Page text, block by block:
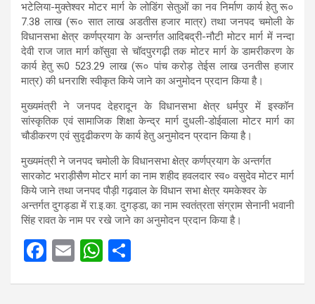
भटेलिया-मुक्तेश्वर मोटर मार्ग के लोडिंग सेतुओं का नव निर्माण कार्य हेतु रू०
7.38 लाख (रू० सात लाख अडतीस हजार मात्र) तथा जनपद चमोली के
विधानसभा क्षेत्र कर्णप्रयाग के अन्तर्गत आदिबद्री-नौटी मोटर मार्ग में नन्दा
देवी राज जात मार्ग कॉसुवा से चॉदपुरगढ़ी तक मोटर मार्ग के डामरीकरण के
कार्य हेतु रू0 523.29 लाख (रू० पांच करोड़ तेईस लाख उनतीस हजार
मात्र) की धनराशि स्वीकृत किये जाने का अनुमोदन प्रदान किया है।
मुख्यमंत्री ने जनपद देहरादून के विधानसभा क्षेत्र धर्मपुर में इस्कॉन
सांस्कृतिक एवं सामाजिक शिक्षा केन्द्र मार्ग दुधली-डोईवाला मोटर मार्ग का
चौडीकरण एवं सुदृढीकरण के कार्य हेतु अनुमोदन प्रदान किया है।
मुख्यमंत्री ने जनपद चमोली के विधानसभा क्षेत्र कर्णप्रयाग के अन्तर्गत
सारकोट भराड़ीसैण मोटर मार्ग का नाम शहीद हवलदार स्व० वसुदेव मोटर मार्ग
किये जाने तथा जनपद पौड़ी गढ़वाल के विधान सभा क्षेत्र यमकेश्वर के
अन्तर्गत दुगड्डा में रा.इ.का. दुगड्डा, का नाम स्वतंत्रता संग्राम सेनानी भवानी
सिंह रावत के नाम पर रखे जाने का अनुमोदन प्रदान किया है।
F
E
W